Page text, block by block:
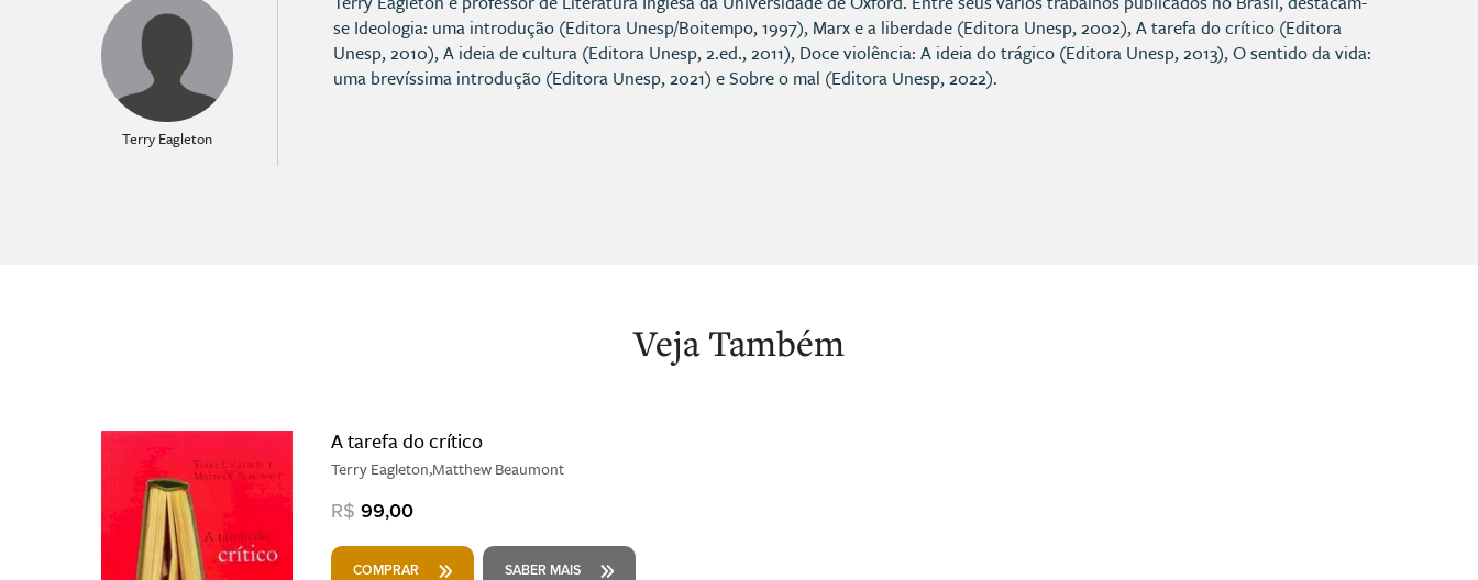
Terry Eagleton
se Ideologia: uma introdução (Editora Unesp/Boitempo, 1997), Marx e a liberdade (Editora Unesp, 2002), A tarefa do crítico (Editora
Unesp, 2010), A ideia de cultura (Editora Unesp, 2.ed., 2011), Doce violência: A ideia do trágico (Editora Unesp, 2013), O sentido da vida:
uma brevíssima introdução (Editora Unesp, 2021) e Sobre o mal (Editora Unesp, 2022).
Veja Também
A tarefa do crítico
Terry Eagleton,Matthew Beaumont
R$ 99,00
COMPRAR SABER MAIS